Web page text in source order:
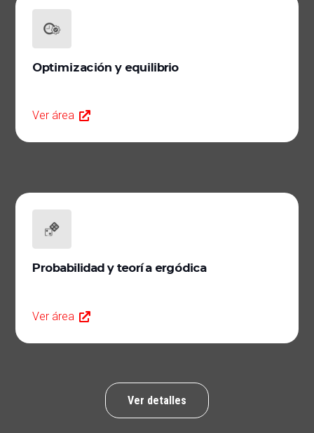
Optimización y equilibrio
Ver área
Probabilidad y teoría ergódica
Ver área
Ver detalles